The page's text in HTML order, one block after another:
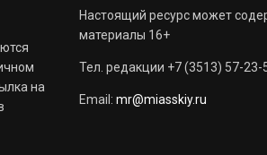
на
Настоящий ресурс может
материалы 16+
Тел. редакции +7 (3513) 57-23-
Email: mr@miasskiy.ru